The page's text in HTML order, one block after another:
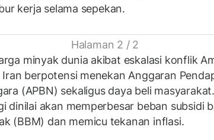
kerja selama sepekan.
Halaman 2 / 2
minyak dunia akibat eskalasi konflik
Iran berpotensi menekan Anggaran
(APBN) sekaligus daya beli
dinilai akan memperbesar beban subsidi
(BBM) dan memicu tekanan inflasi.